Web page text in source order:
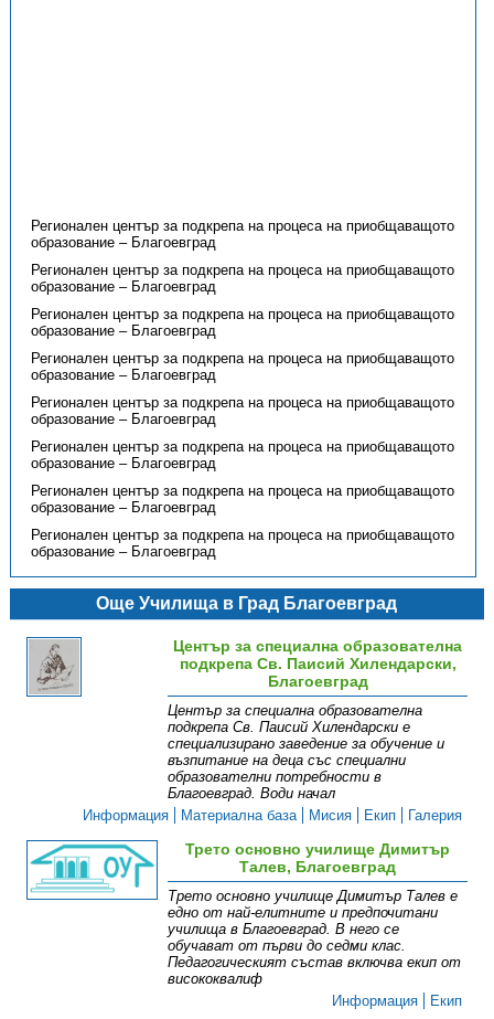
Регионален център за подкрепа на процеса на приобщаващото
образование – Благоевград
Регионален център за подкрепа на процеса на приобщаващото
образование – Благоевград
Регионален център за подкрепа на процеса на приобщаващото
образование – Благоевград
Регионален център за подкрепа на процеса на приобщаващото
образование – Благоевград
Регионален център за подкрепа на процеса на приобщаващото
образование – Благоевград
Регионален център за подкрепа на процеса на приобщаващото
образование – Благоевград
Регионален център за подкрепа на процеса на приобщаващото
образование – Благоевград
Регионален център за подкрепа на процеса на приобщаващото
образование – Благоевград
Още Училища в Град Благоевград
Център за специална образователна
подкрепа Св. Паисий Хилендарски,
Благоевград
Център за специална образователна
подкрепа Св. Паисий Хилендарски е
специализирано заведение за обучение и
възпитание на деца със специални
образователни потребности в
Благоевград. Води начал
Информация
Материална база Мисия Екип Галерия
Трето основно училище Димитър
Талев, Благоевград
Трето основно училище Димитър Талев е
едно от най-елитните и предпочитани
училища в Благоевград. В него се
обучават от първи до седми клас.
Педагогическият състав включва екип от
висококвалиф
Информация
Екип